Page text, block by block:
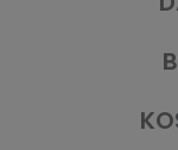
CENA NIE